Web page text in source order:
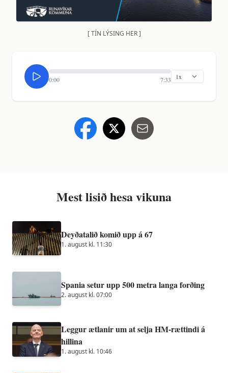
[ TÍN LÝSING HER ]
0:00 7:33
Mest lisið hesa vikuna
Deyðatalið komið upp á 67
1. august kl. 11:30
Spania setur upp 500 metra langa forðing
2. august kl. 07:00
Leggur ætlanir um at selja HM-rættindi á
hillina
1. august kl. 10:46